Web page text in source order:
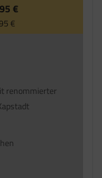
€
€
renommierter